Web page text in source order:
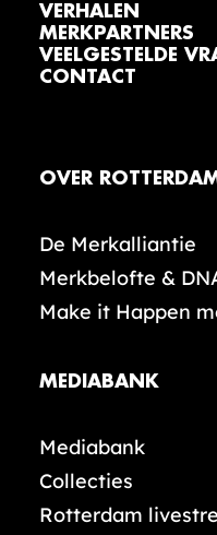
VERHALEN
MERKPARTNERS
VEELGESTELDE
CONTACT
OVER
De Merkalliantie
Merkbelofte &
Make it Happen
MEDIABANK
Mediabank
Collecties
Rotterdam